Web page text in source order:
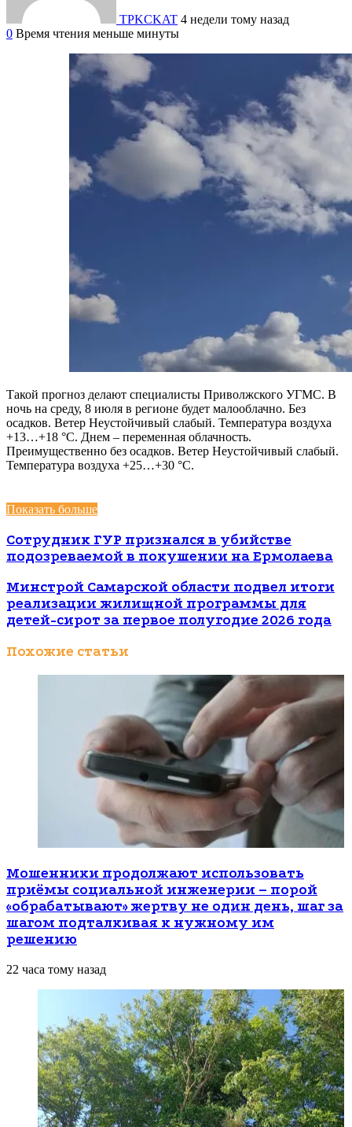
TPKCKAT 4 недели тому назад
0 Время чтения меньше минуты
Такой прогноз делают специалисты Приволжского УГМС. В
ночь на среду, 8 июля в регионе будет малооблачно. Без
осадков. Ветер Неустойчивый слабый. Температура воздуха
+13…+18 °C. Днем – переменная облачность.
Преимущественно без осадков. Ветер Неустойчивый слабый.
Температура воздуха +25…+30 °C.
Показать больше
Сотрудник ГУР признался в убийстве
подозреваемой в покушении на Ермолаева
Минстрой Самарской области подвел итоги
реализации жилищной программы для
детей-сирот за первое полугодие 2026 года
Похожие статьи
Мошенники продолжают использовать
приёмы социальной инженерии – порой
«обрабатывают» жертву не один день, шаг за
шагом подталкивая к нужному им
решению
22 часа тому назад